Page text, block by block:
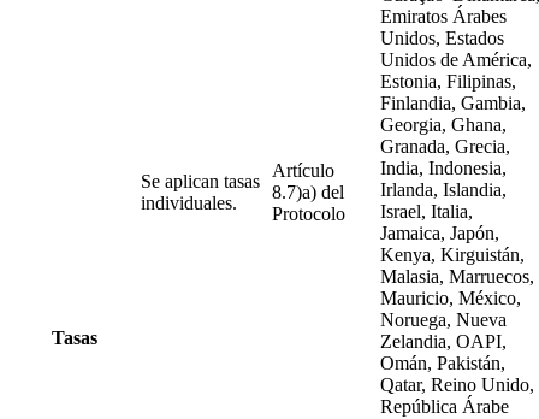
Tasas
Se aplican tasas
individuales.
Artículo
8.7)a) del
Protocolo
Emiratos Árabes
Unidos, Estados
Unidos de América,
Estonia, Filipinas,
Finlandia, Gambia,
Georgia, Ghana,
Granada, Grecia,
India, Indonesia,
Irlanda, Islandia,
Israel, Italia,
Jamaica, Japón,
Kenya, Kirguistán,
Malasia, Marruecos,
Mauricio, México,
Noruega, Nueva
Zelandia, OAPI,
Omán, Pakistán,
Qatar, Reino Unido,
República Árabe